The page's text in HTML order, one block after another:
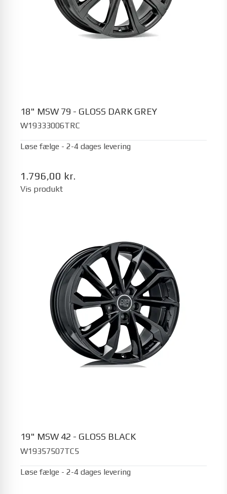
18" MSW 79 - GLOSS DARK GREY
W19333006TRC
Løse fælge - 2-4 dages levering
1.796,00 kr.
Vis produkt
19" MSW 42 - GLOSS BLACK
W19357507TC5
Løse fælge - 2-4 dages levering